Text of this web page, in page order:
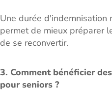
Une durée d'indemnisation
permet de mieux préparer
de se reconvertir.
3. Comment bénéficier
pour seniors ?